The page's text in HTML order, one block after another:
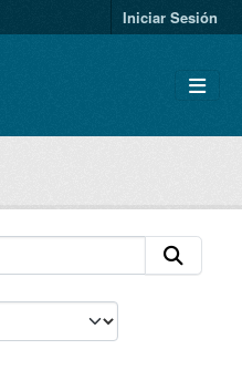
Iniciar Sesión